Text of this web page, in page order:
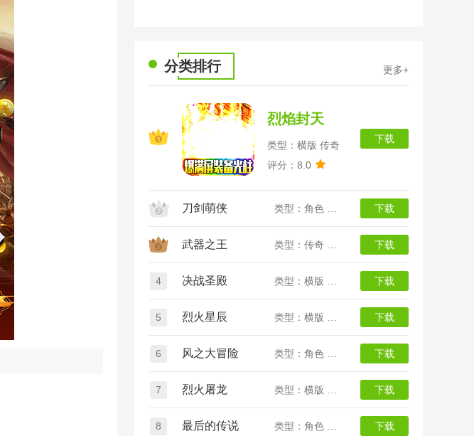
分类排行 更多+
烈焰封天
类型：横版 传奇
评分：8.0
下载
刀剑萌侠 下载
武器之王 下载
4 决战圣殿 下载
5 烈火星辰 下载
6 风之大冒险 下载
7 烈火屠龙 下载
8 最后的传说 下载